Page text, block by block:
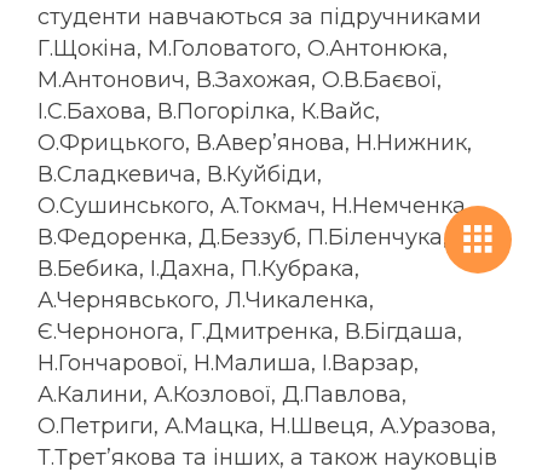
студенти навчаються за підручниками
Г.Щокіна, М.Головатого, О.Антонюка,
М.Антонович, В.Захожая, О.В.Баєвої,
І.С.Бахова, В.Погорілка, К.Вайс,
О.Фрицького, В.Авер’янова, Н.Нижник,
В.Сладкевича, В.Куйбіди,
О.Сушинського, А.Токмач, Н.Немченка,
В.Федоренка, Д.Беззуб, П.Біленчука,
В.Бебика, І.Дахна, П.Кубрака,
А.Чернявського, Л.Чикаленка,
Є.Чернонога, Г.Дмитренка, В.Бігдаша,
Н.Гончарової, Н.Малиша, І.Варзар,
А.Калини, А.Козлової, Д.Павлова,
О.Петриги, А.Мацка, Н.Швеця, А.Уразова,
Т.Трет’якова та інших, а також науковців